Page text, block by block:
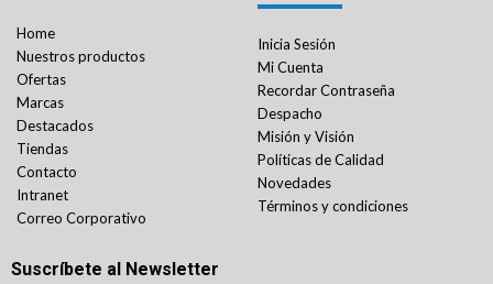
Home
Nuestros productos
Ofertas
Marcas
Destacados
Tiendas
Contacto
Intranet
Correo Corporativo
Inicia Sesión
Mi Cuenta
Recordar Contraseña
Despacho
Misión y Visión
Políticas de Calidad
Novedades
Términos y condiciones
Suscríbete al Newsletter